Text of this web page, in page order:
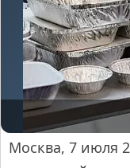
Москва, 7 июля